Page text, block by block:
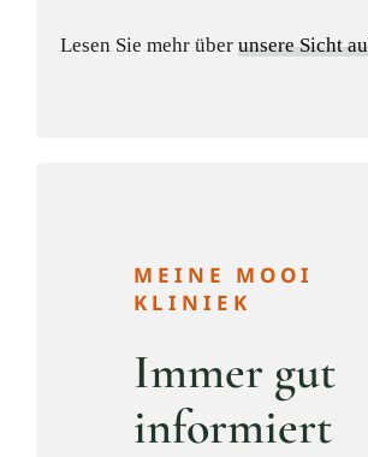
Lesen Sie mehr überunsere Sicht
MEINE MOOI
KLINIEK
Immer gut
informiert